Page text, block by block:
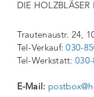
DIE HOLZBLÄSER
Trautenaustr. 24,
Tel-Verkauf:030-
Tel-Werkstatt:030-
E-Mail: